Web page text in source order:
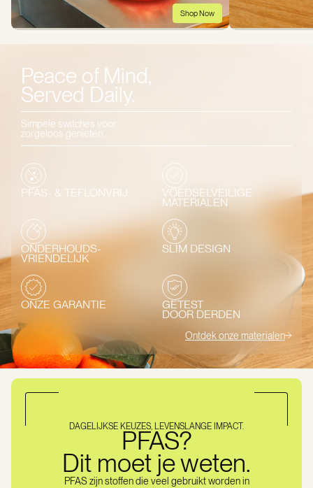
Shop Now
Peace of Mind,
Served Daily.
Simpele switches voor
zorgeloos genieten.
PFAS- & TEFLONVRIJ VOEDSELVEILIGE
MATERIALEN
ONDERHOUDS-
VRIENDELIJK
SLIM DESIGN
ONZE GARANTIE GETEST
DOOR DERDEN
Ontdek onze materialen
DAGELIJKSE KEUZES, LEVENSLANGE IMPACT.
PFAS?
Dit moet je weten.
PFAS zijn stoffen die veel gebruikt worden in